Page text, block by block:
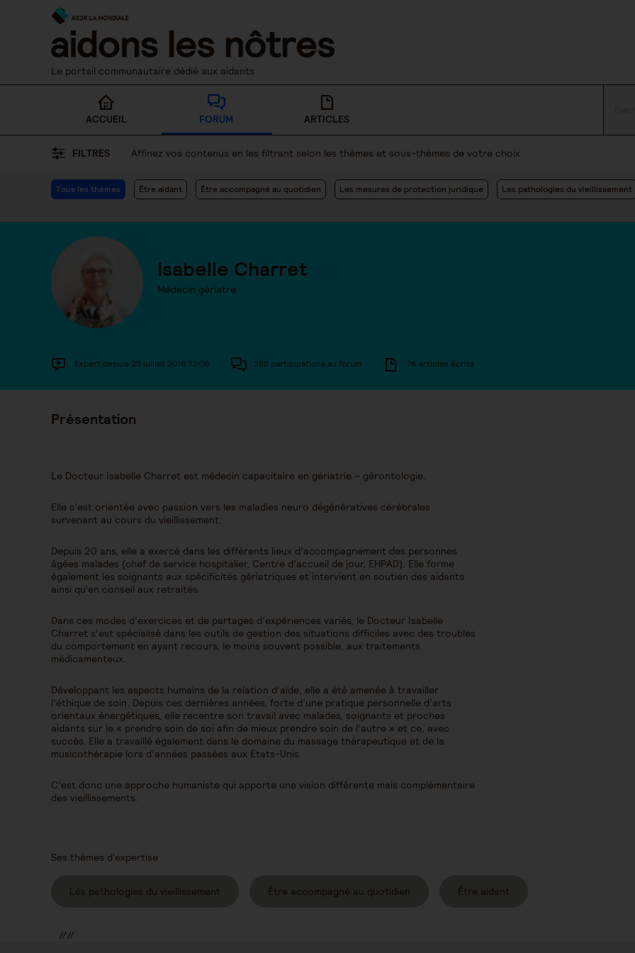
Le portail communautaire dédié aux aidants
ACCUEIL FORUM ARTICLES
FILTRES Affinez vos contenus en les filtrant selon les thèmes et sous-thèmes de votre choix
Tous les thèmes Être aidant Être accompagné au quotidien Les mesures de protection juridique Les pathologies du vieillissement
Isabelle Charret
Médecin gériatre
Expert depuis 25 juillet 2016 12:06 288 participations au forum 76 articles écrits
Présentation
Le Docteur Isabelle Charret est médecin capacitaire en gériatrie – gérontologie.
Elle s’est orientée avec passion vers les maladies neuro dégénératives cérébrales
survenant au cours du vieillissement.
Depuis 20 ans, elle a exercé dans les différents lieux d’accompagnement des personnes
âgées malades (chef de service hospitalier, Centre d’accueil de jour, EHPAD). Elle forme
également les soignants aux spécificités gériatriques et intervient en soutien des aidants
ainsi qu’en conseil aux retraités.
Dans ces modes d’exercices et de partages d’expériences variés, le Docteur Isabelle
Charret s’est spécialisé dans les outils de gestion des situations difficiles avec des troubles
du comportement en ayant recours, le moins souvent possible, aux traitements
médicamenteux.
Développant les aspects humains de la relation d’aide, elle a été amenée à travailler
l’éthique de soin. Depuis ces dernières années, forte d’une pratique personnelle d’arts
orientaux énergétiques, elle recentre son travail avec malades, soignants et proches
aidants sur le « prendre soin de soi afin de mieux prendre soin de l’autre » et ce, avec
succès. Elle a travaillé également dans le domaine du massage thérapeutique et de la
musicothérapie lors d’années passées aux Etats-Unis.
C’est donc une approche humaniste qui apporte une vision différente mais complémentaire
des vieillissements.
Ses thèmes d'expertise
Les pathologies du vieillissement Être accompagné au quotidien Être aidant
////